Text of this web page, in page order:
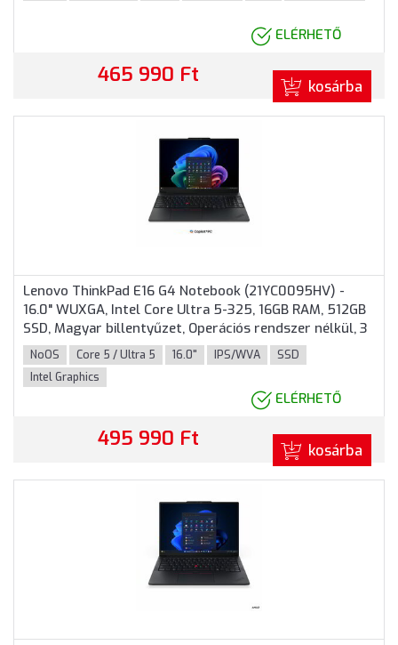
ELÉRHETŐ
465 990 Ft kosárba
Lenovo ThinkPad E16 G4 Notebook (21YC0095HV) -
16.0" WUXGA, Intel Core Ultra 5-325, 16GB RAM, 512GB
SSD, Magyar billentyűzet, Operációs rendszer nélkül, 3
év garancia, Fekete színben
NoOS Core 5 / Ultra 5 16.0" IPS/WVA
SSD
Intel Graphics
ELÉRHETŐ
495 990 Ft kosárba